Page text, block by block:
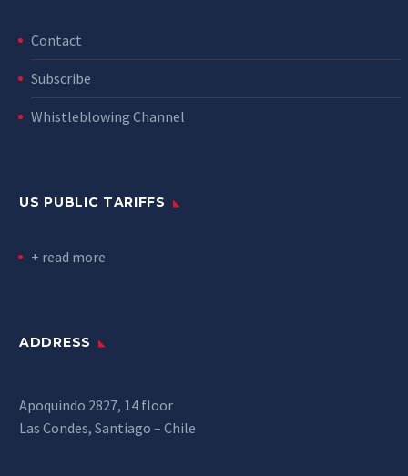
Contact
Subscribe
Whistleblowing Channel
US PUBLIC TARIFFS
+ read more
ADDRESS
Apoquindo 2827, 14 floor
Las Condes, Santiago – Chile